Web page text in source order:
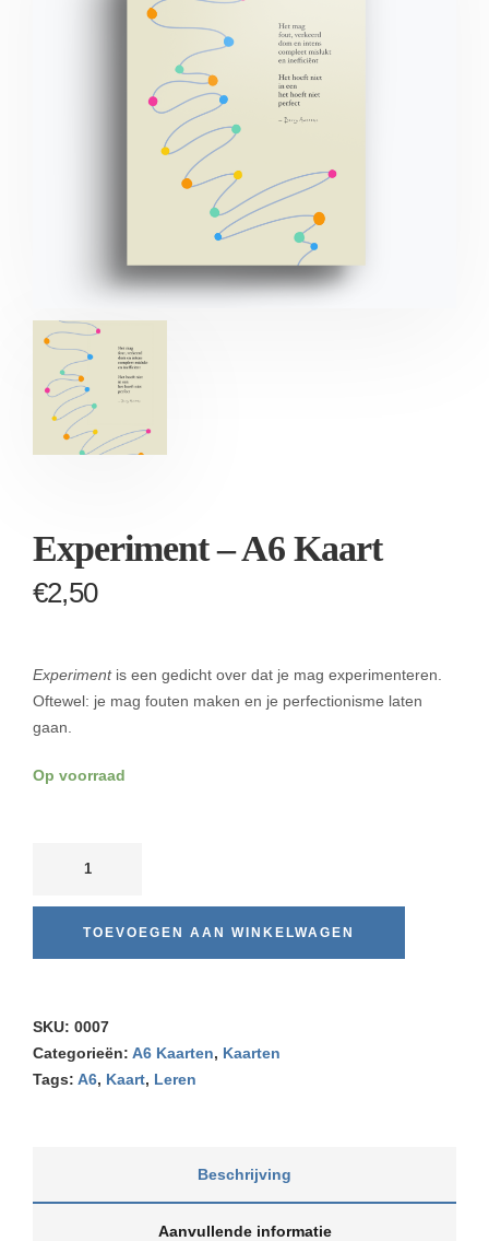
Experiment – A6 Kaart
€2,50
Experiment is een gedicht over dat je mag experimenteren.
Oftewel: je mag fouten maken en je perfectionisme laten
gaan.
Op voorraad
TOEVOEGEN AAN WINKELWAGEN
SKU: 0007
Categorieën: A6 Kaarten, Kaarten
Tags: A6, Kaart, Leren
Beschrijving
Aanvullende informatie